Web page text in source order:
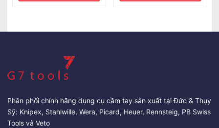
Phân phối chính hãng dụng cụ cầm tay sản xuất tại Đức & Thụy
Sỹ: Knipex, Stahlwille, Wera, Picard, Heuer, Rennsteig, PB Swiss
Tools và Veto